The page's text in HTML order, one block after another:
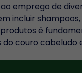
emprego de
incluir
é
couro cabeludo